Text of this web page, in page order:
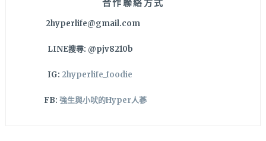
合作聯絡方式
2hyperlife@gmail.com
LINE搜尋: @pjv8210b
IG: 2hyperlife_foodie
FB: 強生與小吠的Hyper人蔘